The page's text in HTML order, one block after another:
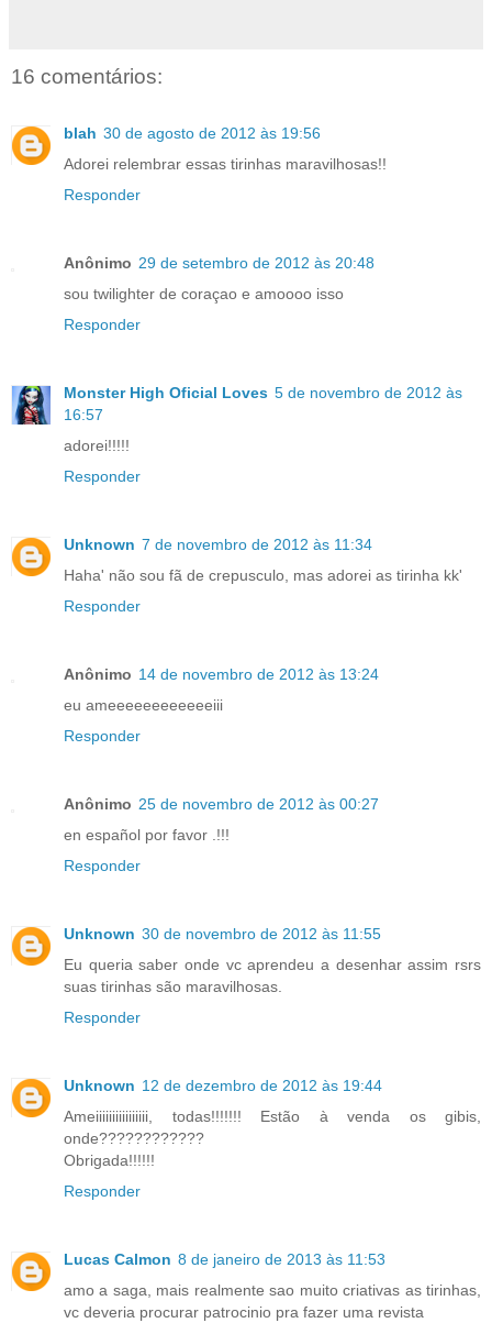
16 comentários:
blah 30 de agosto de 2012 às 19:56
Adorei relembrar essas tirinhas maravilhosas!!
Responder
Anônimo 29 de setembro de 2012 às 20:48
sou twilighter de coraçao e amoooo isso
Responder
Monster High Oficial Loves 5 de novembro de 2012 às
16:57
adorei!!!!!
Responder
Unknown 7 de novembro de 2012 às 11:34
Haha' não sou fã de crepusculo, mas adorei as tirinha kk'
Responder
Anônimo 14 de novembro de 2012 às 13:24
eu ameeeeeeeeeeeeiii
Responder
Anônimo 25 de novembro de 2012 às 00:27
en español por favor .!!!
Responder
Unknown 30 de novembro de 2012 às 11:55
Eu queria saber onde vc aprendeu a desenhar assim rsrs
suas tirinhas são maravilhosas.
Responder
Unknown 12 de dezembro de 2012 às 19:44
Ameiiiiiiiiiiiiiiii, todas!!!!!!! Estão à venda os gibis,
onde????????????
Obrigada!!!!!!
Responder
Lucas Calmon 8 de janeiro de 2013 às 11:53
amo a saga, mais realmente sao muito criativas as tirinhas,
vc deveria procurar patrocinio pra fazer uma revista